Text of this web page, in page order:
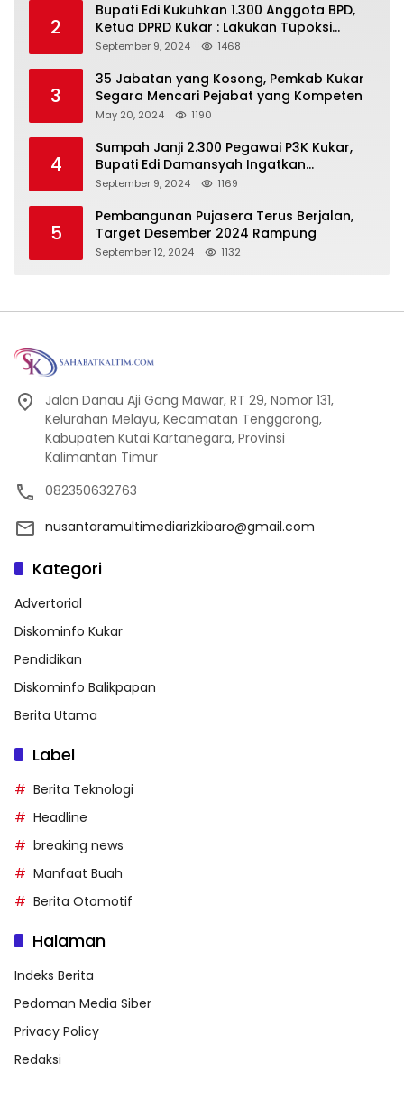
2
Bupati Edi Kukuhkan 1.300 Anggota BPD,
Ketua DPRD Kukar : Lakukan Tupoksi
Dengan Baik Untuk Wujudkan
September 9, 2024 1468
3
35 Jabatan yang Kosong, Pemkab Kukar
Segara Mencari Pejabat yang Kompeten
May 20, 2024 1190
4
Sumpah Janji 2.300 Pegawai P3K Kukar,
Bupati Edi Damansyah Ingatkan
Tanggung Jawab Baru
September 9, 2024 1169
5
Pembangunan Pujasera Terus Berjalan,
Target Desember 2024 Rampung
September 12, 2024 1132
Jalan Danau Aji Gang Mawar, RT 29, Nomor 131,
Kelurahan Melayu, Kecamatan Tenggarong,
Kabupaten Kutai Kartanegara, Provinsi
Kalimantan Timur
082350632763
nusantaramultimediarizkibaro@gmail.com
Kategori
Advertorial
Diskominfo Kukar
Pendidikan
Diskominfo Balikpapan
Berita Utama
Label
Berita Teknologi
Headline
breaking news
Manfaat Buah
Berita Otomotif
Halaman
Indeks Berita
Pedoman Media Siber
Privacy Policy
Redaksi